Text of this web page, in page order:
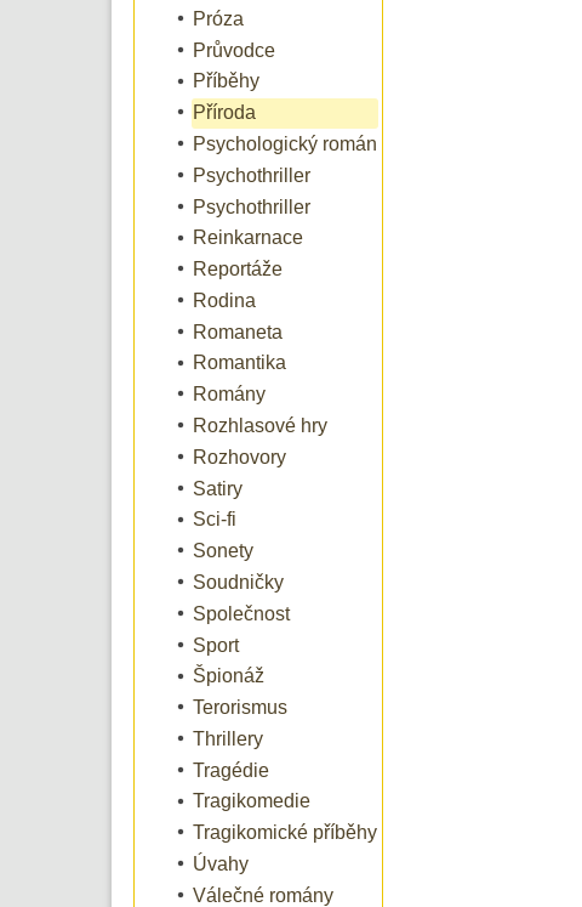
Próza
Průvodce
Příběhy
Příroda
Psychologický román
Psychothriller
Psychothriller
Reinkarnace
Reportáže
Rodina
Romaneta
Romantika
Romány
Rozhlasové hry
Rozhovory
Satiry
Sci-fi
Sonety
Soudničky
Společnost
Sport
Špionáž
Terorismus
Thrillery
Tragédie
Tragikomedie
Tragikomické příběhy
Úvahy
Válečné romány